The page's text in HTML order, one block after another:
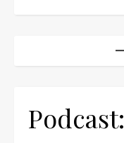
Podcast: